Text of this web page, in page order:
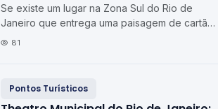
Se existe um lugar na Zona Sul do Rio de
Janeiro que entrega uma paisagem de cartão-
postal sem exigir longas caminhadas ou
81
Pontos Turísticos